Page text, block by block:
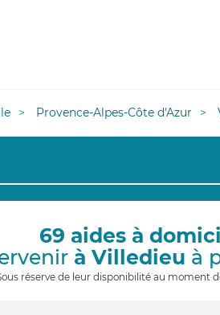
Provence-Alpes-Côte d'Azur
69 aides à
à Villedieu à
réserve de leur disponibilité au moment